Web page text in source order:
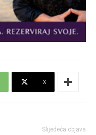
X
Slijedeća objava